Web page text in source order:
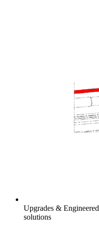
Upgrades & Engineered
solutions